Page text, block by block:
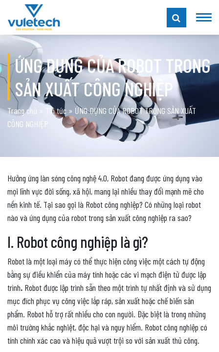
ỨNG DỤNG CỦA ROBOT TRONG
SẢN XUẤT CÔNG NGHIỆP
Trang chủ » Tin tức » ỨNG DỤNG CỦA ROBOT TRONG SẢN XUẤT
CÔNG NGHIỆP
Hưởng ứng làn sóng công nghệ 4.0, Robot đang được ứng dụng vào
mọi lĩnh vực đời sống, xã hội, mang lại nhiều thay đổi mạnh mẽ cho
nền kinh tế. Tại sao gọi là Robot công nghiệp? Có những loại robot
nào và ứng dụng của robot trong sản xuất công nghiệp ra sao?
I. Robot công nghiệp là gì?
Robot là một loại máy có thể thực hiện công việc một cách tự động
bằng sự điều khiển của máy tính hoặc các vi mạch điện tử được lập
trình. Robot được lập trình sẵn theo một trình tự nhất định và sử dụng
mục đích phục vụ công việc lắp ráp, sản xuất hoặc chế biến sản
phẩm. Robot hỗ trợ rất nhiều cho con người. Đặc biệt là trong những
môi trường khắc nghiệt, độc hại và nguy hiểm. Robot công nghiệp có
tính chính xác cao và hiệu quả vượt trội so với sản xuất thủ công.